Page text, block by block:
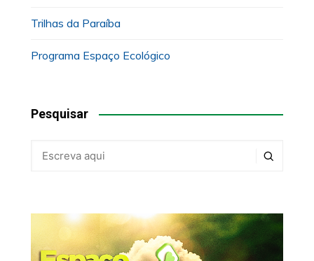
Trilhas da Paraíba
Programa Espaço Ecológico
Pesquisar